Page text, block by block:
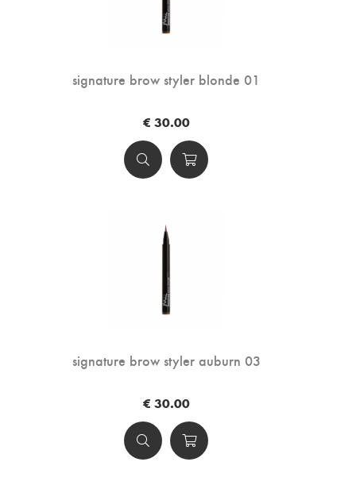
signature brow styler blonde 01
€ 30.00
signature brow styler auburn 03
€ 30.00